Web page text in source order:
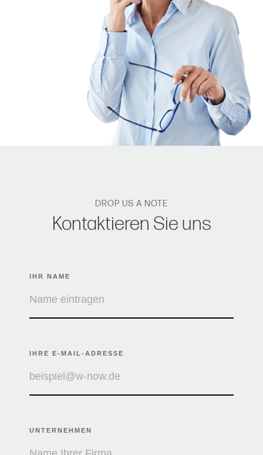
DROP US A NOTE
Kontaktieren Sie uns
IHR NAME
IHRE E-MAIL-ADRESSE
UNTERNEHMEN